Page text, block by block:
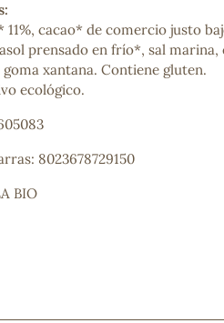
11%, cacao* de comercio justo
prensado en frío*, sal marina,
xantana. Contiene gluten.
ecológico.
8023678729150
BIO